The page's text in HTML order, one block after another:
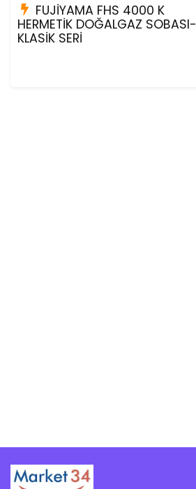
FUJİYAMA FHS 4000 K
HERMETİK DOĞALGAZ SOBASI-
KLASİK SERİ